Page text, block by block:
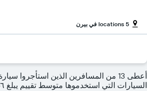
5 locations في بيرن
أعطى 13 من المسافرين الذين استأجروا
السيارات التي استخدموها متوسط تقييم يبلغ ٨٫٦